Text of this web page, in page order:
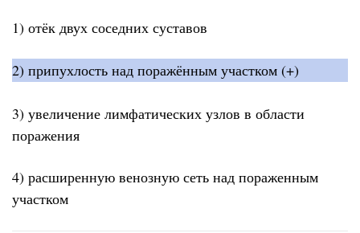
1) отёк двух соседних суставов
2) припухлость над поражённым участком (+)
3) увеличение лимфатических узлов в области
поражения
4) расширенную венозную сеть над пораженным
участком